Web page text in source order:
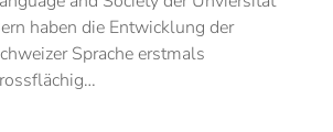
haben die Entwicklung der
Sprache erstmals